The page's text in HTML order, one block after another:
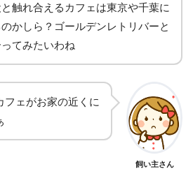
触れ合えるカフェは東京や千葉に
のかしら？ゴールデンレトリバーと
てみたいわね
フェがお家の近くに
飼い主さん